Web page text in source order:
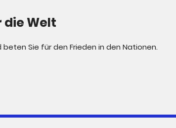
die Welt
beten Sie für den Frieden in den Nationen.